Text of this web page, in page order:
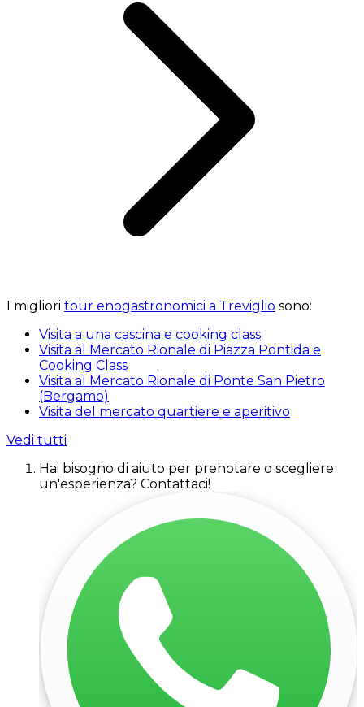
I migliori tour enogastronomici a Treviglio sono:
Visita a una cascina e cooking class
Visita al Mercato Rionale di Piazza Pontida e
Cooking Class
Visita al Mercato Rionale di Ponte San Pietro
(Bergamo)
Visita del mercato quartiere e aperitivo
Vedi tutti
Hai bisogno di aiuto per prenotare o scegliere
un'esperienza? Contattaci!